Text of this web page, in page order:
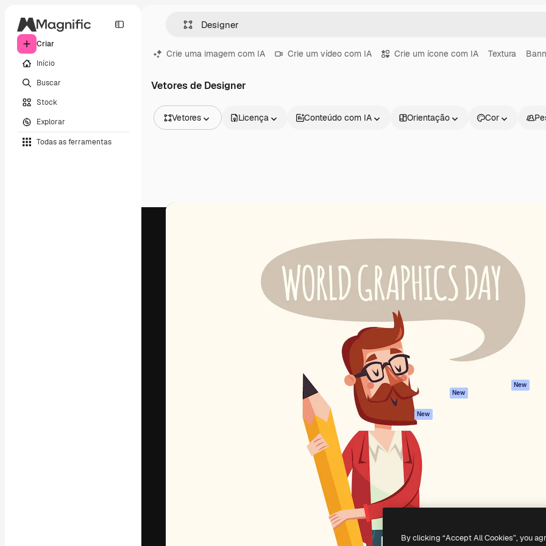
Criar
Início
Buscar
Stock
Explorar
Todas as ferramentas
Crie uma imagem com IA Crie um vídeo com IA Crie um ícone com IA Textura
Vetores de Designer
Vetores
Vídeos
Licença Conteúdo com IA Orientação Cor
A plataforma criativa para você direcionar
seu melhor trabalho. Mais de 1 milhão de
assinantes entre criativos, empresas,
Produtos
Spaces
Assistente de IA
Gerador de
imagens
Gerador de vídeos
Texto para voz
Conteúdo de stock
MCP para
Claude/ChatGPT
New
Agentes New
API
App móvel
Todas as
ferramentas
Começar
Academy
Documentação
Atendimento
Termos e
condições
Política de
New
Freepik Company S.L.U. Todos os direitos reservados.
By clicking “Accept All Cookies”, you